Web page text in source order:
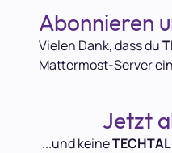
Abonnieren
Vielen Dank, dass du
Mattermost-Server
Jetzt
...und keine